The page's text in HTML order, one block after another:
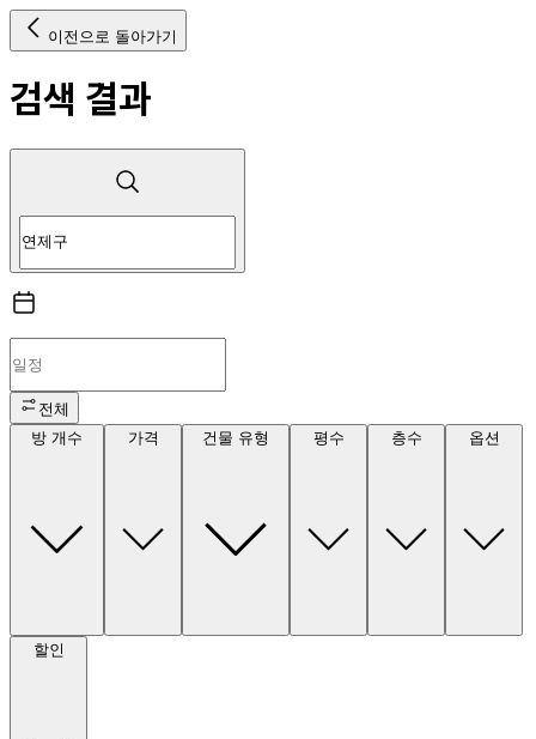
이전으로 돌아가기
검색 결과
전체
방 개수
가격 건물 유형 평수 층수 옵션
할인